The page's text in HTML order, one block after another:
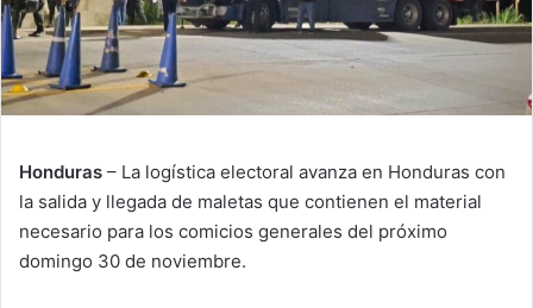
Honduras – La logística electoral avanza en Honduras con
la salida y llegada de maletas que contienen el material
necesario para los comicios generales del próximo
domingo 30 de noviembre.